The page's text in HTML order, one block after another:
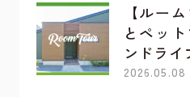
【ルー
とペッ
ンドラ
2026.05.08